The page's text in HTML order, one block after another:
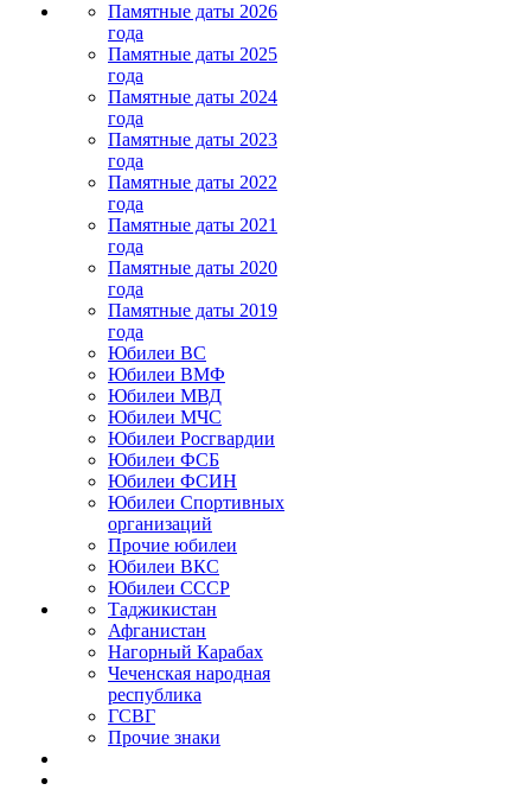
Памятные даты 2026
года
Памятные даты 2025
года
Памятные даты 2024
года
Памятные даты 2023
года
Памятные даты 2022
года
Памятные даты 2021
года
Памятные даты 2020
года
Памятные даты 2019
года
Юбилеи ВС
Юбилеи ВМФ
Юбилеи МВД
Юбилеи МЧС
Юбилеи Росгвардии
Юбилеи ФСБ
Юбилеи ФСИН
Юбилеи Спортивных
организаций
Прочие юбилеи
Юбилеи ВКС
Юбилеи СССР
Таджикистан
Афганистан
Нагорный Карабах
Чеченская народная
республика
ГСВГ
Прочие знаки